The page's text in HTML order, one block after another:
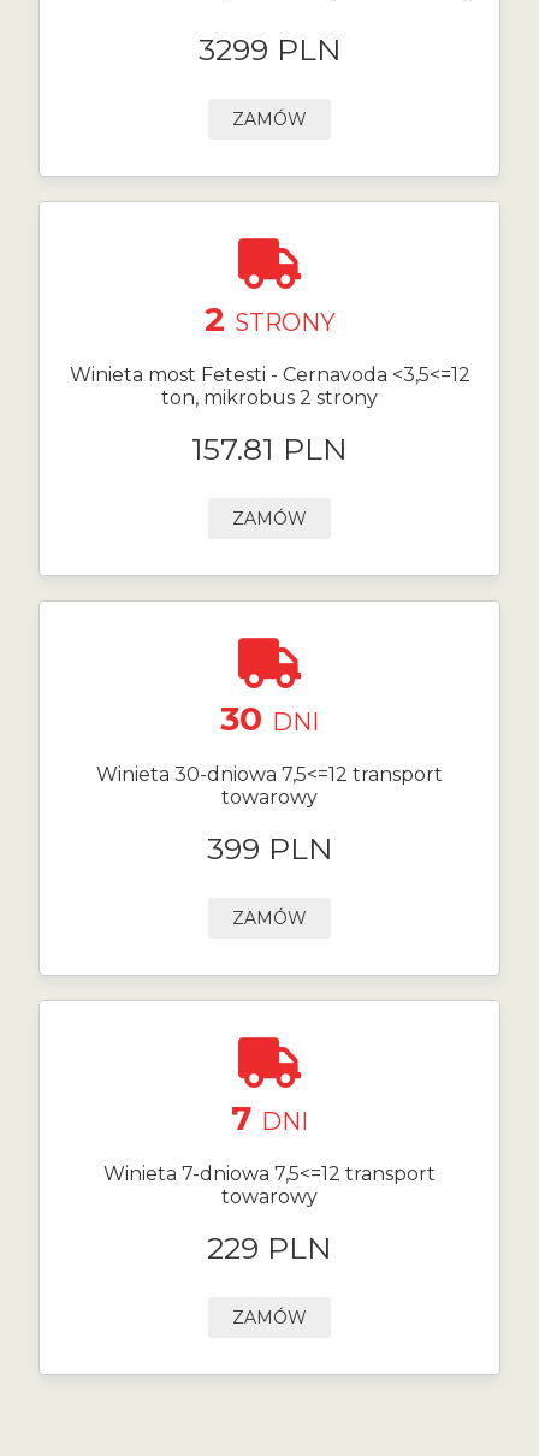
3299 PLN
ZAMÓW
2 STRONY
Winieta most Fetesti - Cernavoda <3,5<=12
ton, mikrobus 2 strony
157.81 PLN
ZAMÓW
30 DNI
Winieta 30-dniowa 7,5<=12 transport
towarowy
399 PLN
ZAMÓW
7 DNI
Winieta 7-dniowa 7,5<=12 transport
towarowy
229 PLN
ZAMÓW